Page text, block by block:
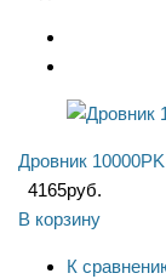
Дровник 10000PK
4165руб.
В корзину
К